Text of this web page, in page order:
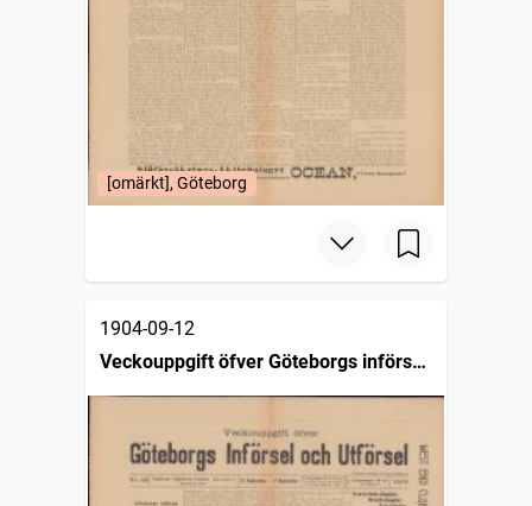
[omärkt], Göteborg
1904-09-12
Veckouppgift öfver Göteborgs införsel
och utförsel